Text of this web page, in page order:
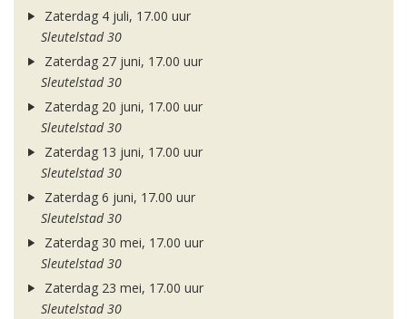
Zaterdag 4 juli, 17.00 uur
Sleutelstad 30
Zaterdag 27 juni, 17.00 uur
Sleutelstad 30
Zaterdag 20 juni, 17.00 uur
Sleutelstad 30
Zaterdag 13 juni, 17.00 uur
Sleutelstad 30
Zaterdag 6 juni, 17.00 uur
Sleutelstad 30
Zaterdag 30 mei, 17.00 uur
Sleutelstad 30
Zaterdag 23 mei, 17.00 uur
Sleutelstad 30